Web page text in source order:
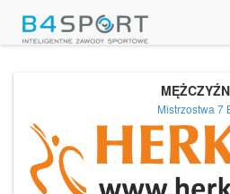
Mistrzostwa 7